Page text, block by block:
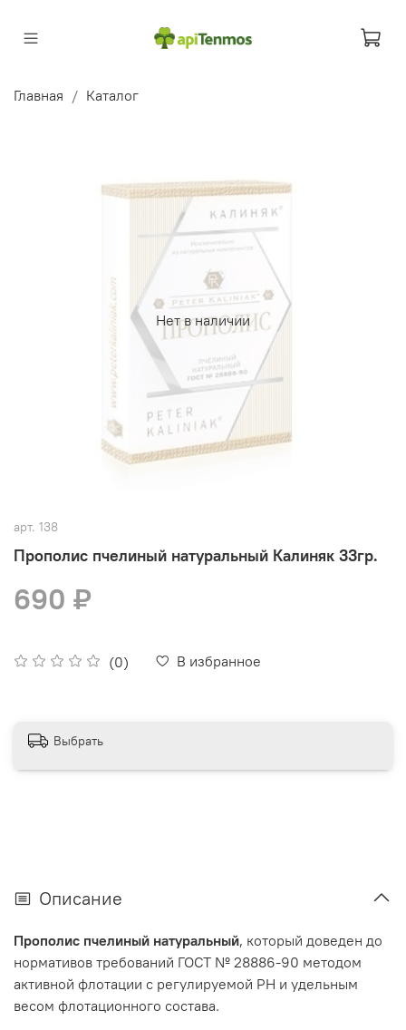
Главная Каталог
Нет в наличии
арт. 138
Прополис пчелиный натуральный Калиняк 33гр.
(0) В избранное
690 ₽
Выбрать
Описание
Прополис пчелиный натуральный, который доведен до
нормативов требований ГОСТ № 28886-90 методом
активной флотации с регулируемой PH и удельным
весом флотационного состава.